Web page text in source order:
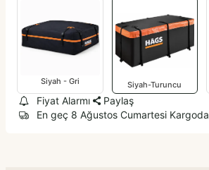
Siyah - Gri Siyah-Turuncu
Fiyat Alarmı
Paylaş
En geç 8 Ağustos Cumartesi Kargoda